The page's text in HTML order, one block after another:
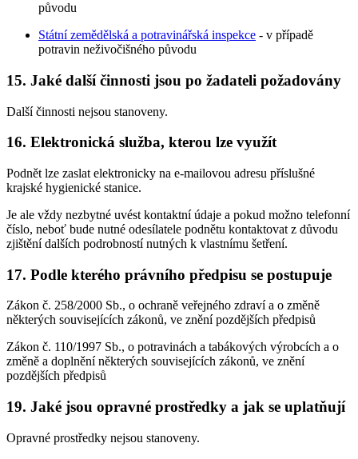
původu
Státní zemědělská a potravinářská inspekce - v případě
potravin neživočišného původu
15. Jaké další činnosti jsou po žadateli požadovány
Další činnosti nejsou stanoveny.
16. Elektronická služba, kterou lze využít
Podnět lze zaslat elektronicky na e-mailovou adresu příslušné
krajské hygienické stanice.
Je ale vždy nezbytné uvést kontaktní údaje a pokud možno telefonní
číslo, neboť bude nutné odesílatele podnětu kontaktovat z důvodu
zjištění dalších podrobností nutných k vlastnímu šetření.
17. Podle kterého právního předpisu se postupuje
Zákon č. 258/2000 Sb., o ochraně veřejného zdraví a o změně
některých souvisejících zákonů, ve znění pozdějších předpisů
Zákon č. 110/1997 Sb., o potravinách a tabákových výrobcích a o
změně a doplnění některých souvisejících zákonů, ve znění
pozdějších předpisů
19. Jaké jsou opravné prostředky a jak se uplatňují
Opravné prostředky nejsou stanoveny.